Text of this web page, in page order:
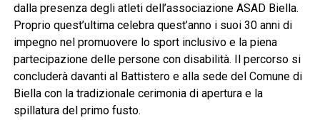
dalla presenza degli atleti dell’associazione ASAD Biella.
Proprio quest’ultima celebra quest’anno i suoi 30 anni di
impegno nel promuovere lo sport inclusivo e la piena
partecipazione delle persone con disabilità. Il percorso si
concluderà davanti al Battistero e alla sede del Comune di
Biella con la tradizionale cerimonia di apertura e la
spillatura del primo fusto.